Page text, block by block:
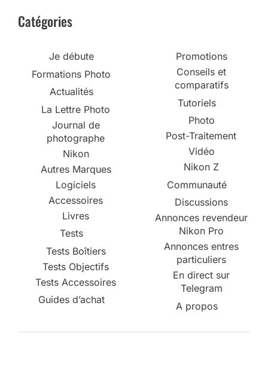
Catégories
Je débute
Formations Photo
Actualités
La Lettre Photo
Journal de
photographe
Nikon
Autres Marques
Logiciels
Accessoires
Livres
Tests
Tests Boîtiers
Tests Objectifs
Tests Accessoires
Guides d’achat
Promotions
Conseils et
comparatifs
Tutoriels
Photo
Post-Traitement
Vidéo
Nikon Z
Communauté
Discussions
Annonces revendeur
Nikon Pro
Annonces entres
particuliers
En direct sur
Telegram
A propos